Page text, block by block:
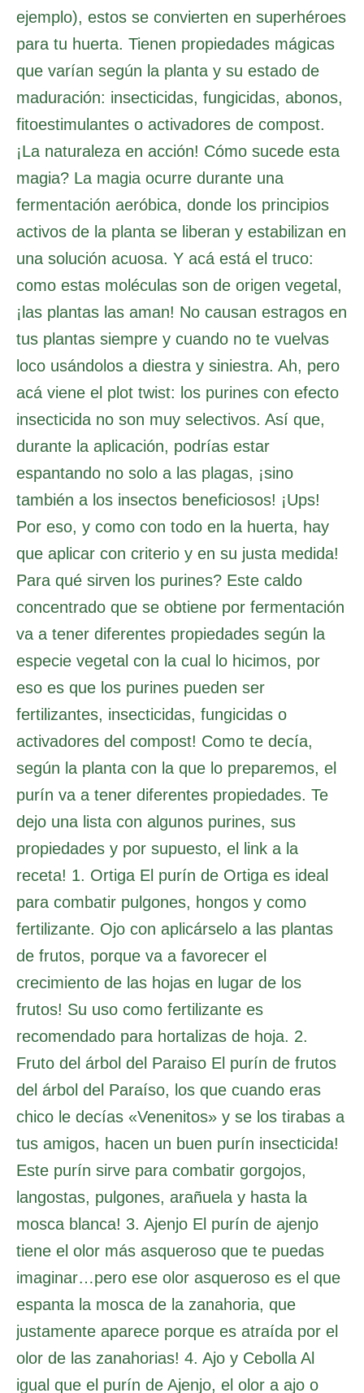
ejemplo), estos se convierten en superhéroes
para tu huerta. Tienen propiedades mágicas
que varían según la planta y su estado de
maduración: insecticidas, fungicidas, abonos,
fitoestimulantes o activadores de compost.
¡La naturaleza en acción! Cómo sucede esta
magia? La magia ocurre durante una
fermentación aeróbica, donde los principios
activos de la planta se liberan y estabilizan en
una solución acuosa. Y acá está el truco:
como estas moléculas son de origen vegetal,
¡las plantas las aman! No causan estragos en
tus plantas siempre y cuando no te vuelvas
loco usándolos a diestra y siniestra. Ah, pero
acá viene el plot twist: los purines con efecto
insecticida no son muy selectivos. Así que,
durante la aplicación, podrías estar
espantando no solo a las plagas, ¡sino
también a los insectos beneficiosos! ¡Ups!
Por eso, y como con todo en la huerta, hay
que aplicar con criterio y en su justa medida!
Para qué sirven los purines? Este caldo
concentrado que se obtiene por fermentación
va a tener diferentes propiedades según la
especie vegetal con la cual lo hicimos, por
eso es que los purines pueden ser
fertilizantes, insecticidas, fungicidas o
activadores del compost! Como te decía,
según la planta con la que lo preparemos, el
purín va a tener diferentes propiedades. Te
dejo una lista con algunos purines, sus
propiedades y por supuesto, el link a la
receta! 1. Ortiga El purín de Ortiga es ideal
para combatir pulgones, hongos y como
fertilizante. Ojo con aplicárselo a las plantas
de frutos, porque va a favorecer el
crecimiento de las hojas en lugar de los
frutos! Su uso como fertilizante es
recomendado para hortalizas de hoja. 2.
Fruto del árbol del Paraiso El purín de frutos
del árbol del Paraíso, los que cuando eras
chico le decías «Venenitos» y se los tirabas a
tus amigos, hacen un buen purín insecticida!
Este purín sirve para combatir gorgojos,
langostas, pulgones, arañuela y hasta la
mosca blanca! 3. Ajenjo El purín de ajenjo
tiene el olor más asqueroso que te puedas
imaginar…pero ese olor asqueroso es el que
espanta la mosca de la zanahoria, que
justamente aparece porque es atraída por el
olor de las zanahorias! 4. Ajo y Cebolla Al
igual que el purín de Ajenjo, el olor a ajo o